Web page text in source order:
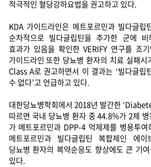
적극적인 혈당강하요법을 권고하고 있다.
KDA 가이드라인은 메트포르민과 빌다글
순차적으로 빌다글립틴을 추가한 군에
효과가 있음을 확인한 VERIFY 연구를 조
가이드라인 또한 당뇨병 환자의 치료 실패
Class A로 권고하면서 이 결과는 ‘빌다글립
수 없다’고 언급하고 있다.
대한당뇨병학회에서 2018년 발간한
따르면 국내 당뇨병 환자 중 44.8%가 2제
가 메트포르민과 DPP-4 억제제를 병용투
메트포르민과 빌다글립틴 복합제인 에
당뇨병 환자의 복약순응도 향상에도 큰 기
있다.